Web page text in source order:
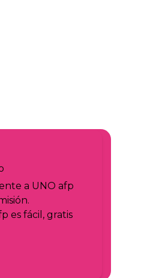
a UNO afp
es fácil, gratis